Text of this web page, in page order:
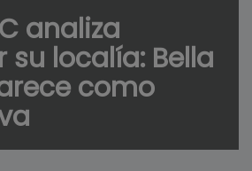
analiza
su localía: Bella
como